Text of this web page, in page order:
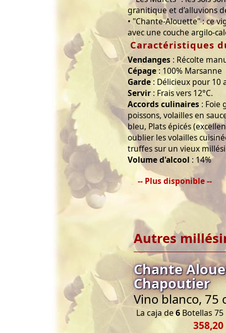
granitique et d’alluvions
• "Chante-Alouette" : ce
avec une couche argilo-
Caractéristiques
Vendanges : Récolte
Cépage: 100% Marsanne
Garde : Délicieux pour 10
Servir : Frais vers 12°C.
Accords culinaires : Foie
poissons, volailles en
bleu, Plats épicés
oublier les volailles
truffes sur un vieux
Volume d'alcool : 14%
-- Plus disponible --
Autres
Chante
Chapoutier
Vino blanco, 75
La caja de6 Botellas 75
358,20